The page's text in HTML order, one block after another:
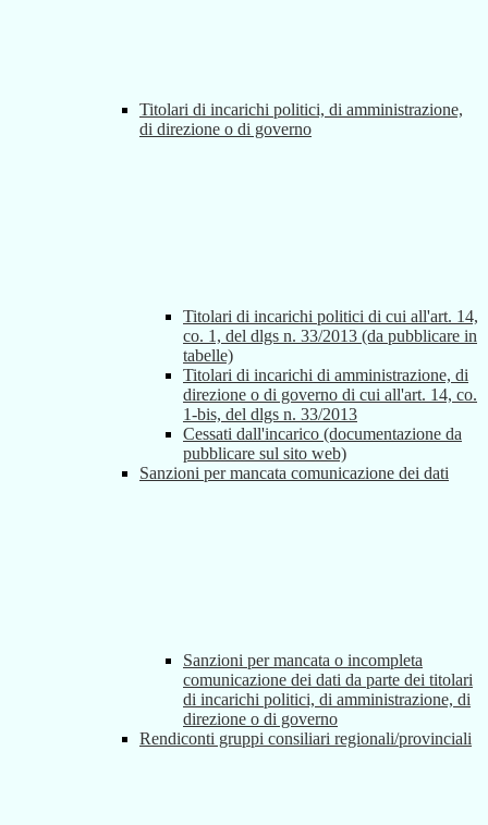
Titolari di incarichi politici, di amministrazione,
di direzione o di governo
Titolari di incarichi politici di cui all'art. 14,
co. 1, del dlgs n. 33/2013 (da pubblicare in
tabelle)
Titolari di incarichi di amministrazione, di
direzione o di governo di cui all'art. 14, co.
1-bis, del dlgs n. 33/2013
Cessati dall'incarico (documentazione da
pubblicare sul sito web)
Sanzioni per mancata comunicazione dei dati
Sanzioni per mancata o incompleta
comunicazione dei dati da parte dei titolari
di incarichi politici, di amministrazione, di
direzione o di governo
Rendiconti gruppi consiliari regionali/provinciali